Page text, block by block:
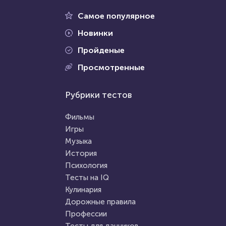
Проходили 7445 раз
Пройти тест
30 октября 2020 12447
28 января 2022
(Агропромышленный
8 октября 2021
Рубрики тестов
Фильмы
Игры
Музыка
История
Психология
Тесты на IQ
Кулинария
Дорожные правила
Профессии
Самое популярное
Новинки
Пройденые
Просмотренные